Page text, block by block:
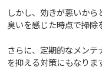
しかし、効きが悪いから
臭いを感じた時点で掃除
さらに、定期的なメン
を抑える対策にもなりま